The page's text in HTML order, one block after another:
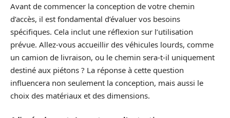
Avant de commencer la conception de votre chemin
d’accès, il est fondamental d’évaluer vos besoins
spécifiques. Cela inclut une réflexion sur l’utilisation
prévue. Allez-vous accueillir des véhicules lourds, comme
un camion de livraison, ou le chemin sera-t-il uniquement
destiné aux piétons ? La réponse à cette question
influencera non seulement la conception, mais aussi le
choix des matériaux et des dimensions.